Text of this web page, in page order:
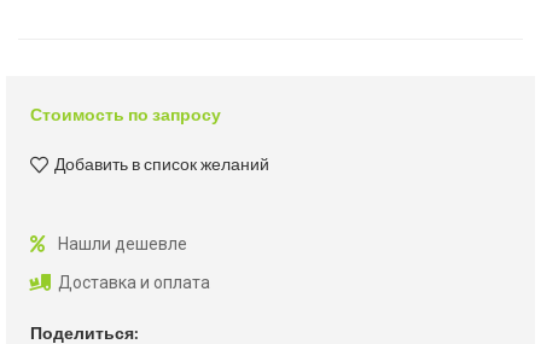
Стоимость по запросу
Добавить в список желаний
Нашли дешевле
Доставка и оплата
Поделиться: